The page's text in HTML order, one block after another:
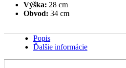
Výška: 28 cm
Obvod: 34 cm
Popis
Ďalšie informácie